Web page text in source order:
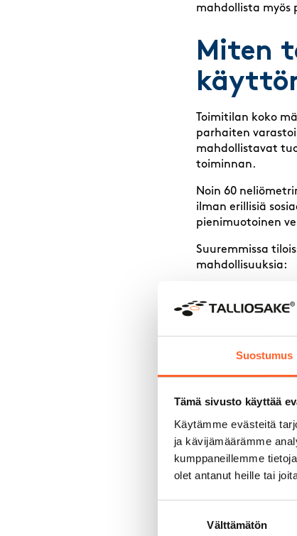
Suostumus
Tämä sivusto käyttää
Käytämme evästeitä
ja kävijämäärämme
kumppaneillemme
olet antanut heille tai
Välttämätön
mahdollista myös
Miten
Toimitilan koko
parhaiten
mahdollistavat
toiminnan.
Noin 60
ilman erillisiä
pienimuotoinen
Suuremmissa
mahdollisuuksia:
Parvi voidaan
laajenee, liian
Voiko
Toimitila on